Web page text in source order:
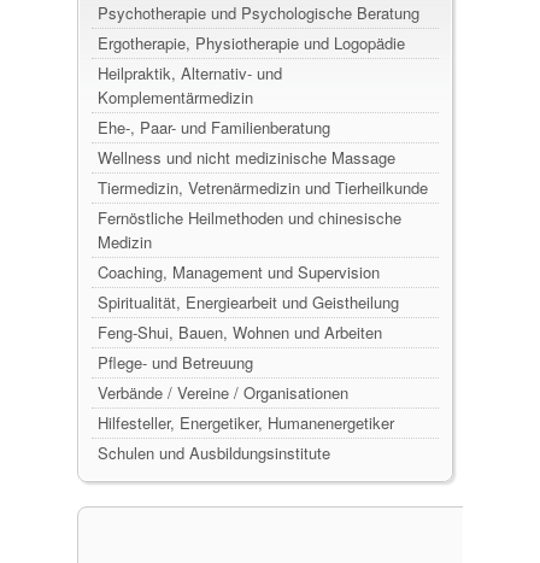
Psychotherapie und Psychologische Beratung
Ergotherapie, Physiotherapie und Logopädie
Heilpraktik, Alternativ- und
Komplementärmedizin
Ehe-, Paar- und Familienberatung
Wellness und nicht medizinische Massage
Tiermedizin, Vetrenärmedizin und Tierheilkunde
Fernöstliche Heilmethoden und chinesische
Medizin
Coaching, Management und Supervision
Spiritualität, Energiearbeit und Geistheilung
Feng-Shui, Bauen, Wohnen und Arbeiten
Pflege- und Betreuung
Verbände / Vereine / Organisationen
Hilfesteller, Energetiker, Humanenergetiker
Schulen und Ausbildungsinstitute